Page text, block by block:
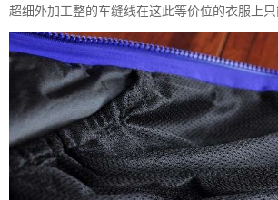
超细外加工整的车缝线在这此等价位的衣服上